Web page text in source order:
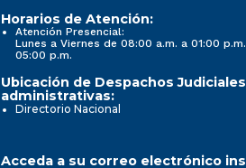
Horarios de Atención:
Atención Presencial:
Lunes a Viernes de 08:00 a.m. a 01:00
05:00 p.m.
Ubicación de Despachos
administrativas:
Directorio Nacional
Acceda a su correo electrónico